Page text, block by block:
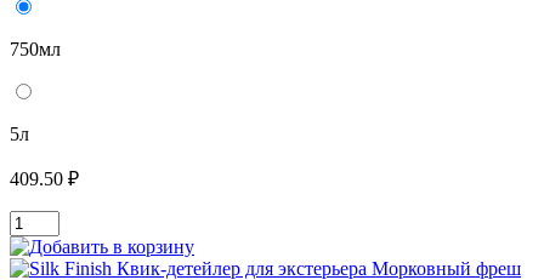
750мл
5л
409.50 ₽